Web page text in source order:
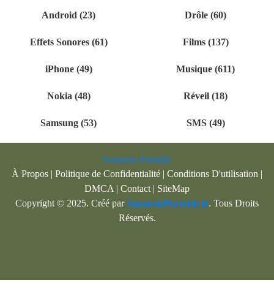
Android (23) Drôle (60)
Effets Sonores (61) Films (137)
iPhone (49) Musique (611)
Nokia (48) Réveil (18)
Samsung (53) SMS (49)
Sonnerie Portable
À Propos | Politique de Confidentialité | Conditions D'utilisation |
DMCA | Contact | SiteMap
Copyright © 2025. Créé parSonneriePortable.fr. Tous Droits
Réservés.